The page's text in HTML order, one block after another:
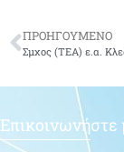
ΠΡΟΗΓΟΥΜΕΝΟ
Σμχος (ΤΕΑ) ε.α.
Επικοινωνήστε